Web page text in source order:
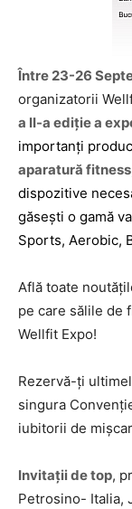
Între 23-26
organizatorii
a II-a ediţie a
importanţi
aparatură
dispozitive
găseşti o gamă
Sports, Aerobic,
Află toate
pe care sălile de
Wellfit Expo!
Rezervă-ţi
singura
iubitorii de
Invitaţii de top,
Petrosino- Italia,